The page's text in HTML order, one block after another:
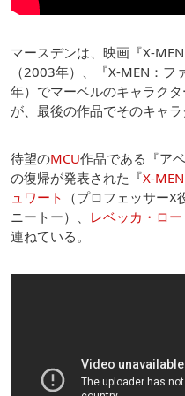
マースデンは、映画『X-
（2003年）、『X-MEN：
年）でマーベルのキャラク
が、最後の作品でそのキャラ
待望のMCU作品である『ア
の復帰が発表された『X-MEN
ュワート （プロフェッサーX
ニートー）、 レベッカ・ロ
連ねている。